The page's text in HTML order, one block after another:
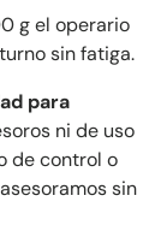
g el operario
sin fatiga.
para
ni de uso
de control o
sin